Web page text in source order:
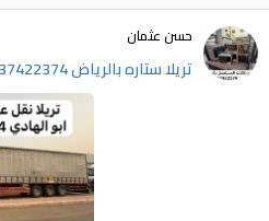
حسن عثمان
تريلا ستاره بالرياض 0537422374 سطحه